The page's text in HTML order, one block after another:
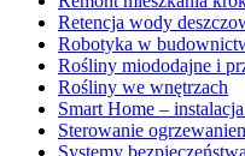
Retencja wody
Robotyka w
Rośliny miododajne i
Rośliny we wnętrzach
Smart Home –
Sterowanie